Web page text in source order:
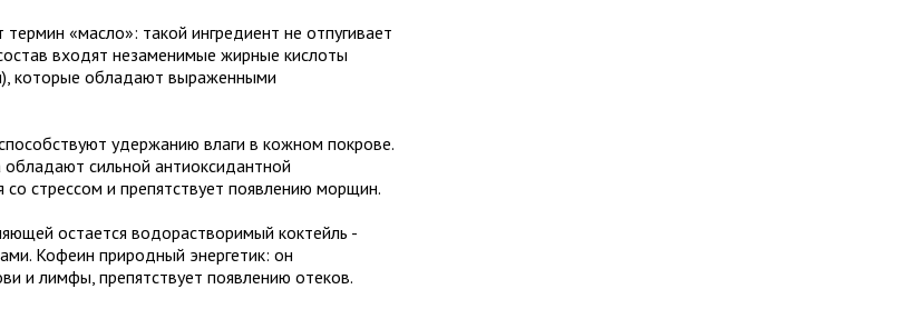
«масло»: такой ингредиент не отпугивает
входят незаменимые жирные кислоты
которые обладают выраженными
удержанию влаги в кожном покрове.
сильной антиоксидантной
стрессом и препятствует появлению морщин.
остается водорастворимый коктейль -
Кофеин природный энергетик: он
и лимфы, препятствует появлению отеков.